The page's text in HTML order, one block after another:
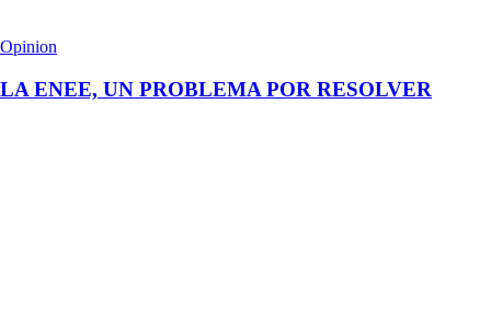
Opinion
LA ENEE, UN PROBLEMA POR RESOLVER